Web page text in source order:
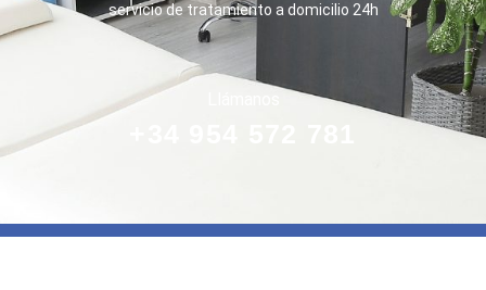
servicio de tratamiento a domicilio 24h